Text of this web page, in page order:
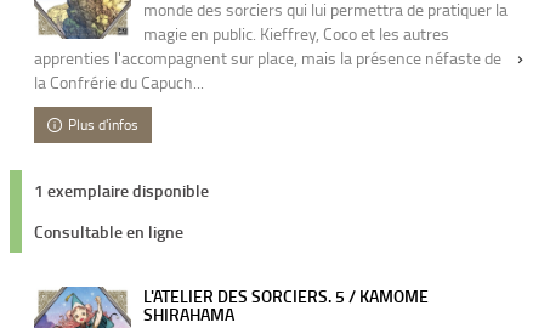
monde des sorciers qui lui permettra de pratiquer la
magie en public. Kieffrey, Coco et les autres
apprenties l'accompagnent sur place, mais la présence néfaste de
la Confrérie du Capuch...
Plus d'infos
1 exemplaire disponible
Consultable en ligne
L'ATELIER DES SORCIERS. 5 / KAMOME
SHIRAHAMA